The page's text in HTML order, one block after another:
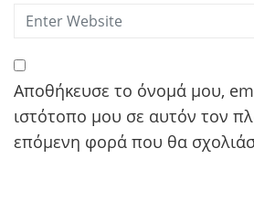
Αποθήκευσε το όνομά μου,
ιστότοπο μου σε αυτόν τον
επόμενη φορά που θα